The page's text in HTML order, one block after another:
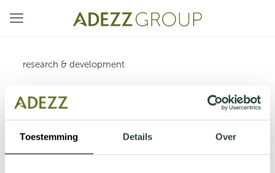
Toestemming Details Over
research & development
Tekenaar